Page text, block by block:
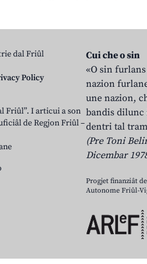
dal Friûl
Policy
Friûl”. I articui a son
de Regjon Friûl –
Cui che o sin
«O sin
nazion
une nazion,
bandis dilunc
dentri tal
(Pre Toni
Dicembar
Progjet finanziât
Autonome Friûl-